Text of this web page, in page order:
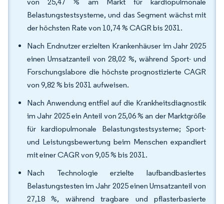
Belastungstestsysteme, und das Segment wächst mit
der höchsten Rate von 10,74 % CAGR bis 2031.
Nach Endnutzer erzielten Krankenhäuser im Jahr 2025
einen Umsatzanteil von 28,02 %, während Sport- und
Forschungslabore die höchste prognostizierte CAGR
von 9,82 % bis 2031 aufweisen.
Nach Anwendung entfiel auf die Krankheitsdiagnostik
im Jahr 2025 ein Anteil von 25,06 % an der Marktgröße
für kardiopulmonale Belastungstestsysteme; Sport-
und Leistungsbewertung beim Menschen expandiert
mit einer CAGR von 9,05 % bis 2031.
Nach Technologie erzielte laufbandbasiertes
Belastungstesten im Jahr 2025 einen Umsatzanteil von
27,18 %, während tragbare und pflasterbasierte